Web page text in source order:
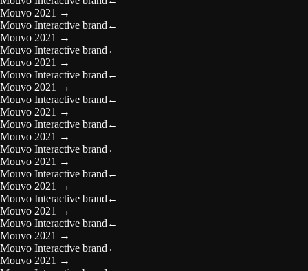
Mouvo 2021 →
Mouvo Interactive brand ←
Mouvo 2021 →
Mouvo Interactive brand ←
Mouvo 2021 →
Mouvo Interactive brand ←
Mouvo 2021 →
Mouvo Interactive brand ←
Mouvo 2021 →
Mouvo Interactive brand ←
Mouvo 2021 →
Mouvo Interactive brand ←
Mouvo 2021 →
Mouvo Interactive brand ←
Mouvo 2021 →
Mouvo Interactive brand ←
Mouvo 2021 →
Mouvo Interactive brand ←
Mouvo 2021 →
Mouvo Interactive brand ←
Mouvo 2021 →